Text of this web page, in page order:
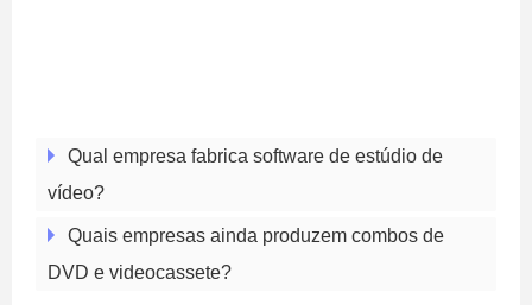
Qual empresa fabrica software de estúdio de
vídeo?
Quais empresas ainda produzem combos de
DVD e videocassete?